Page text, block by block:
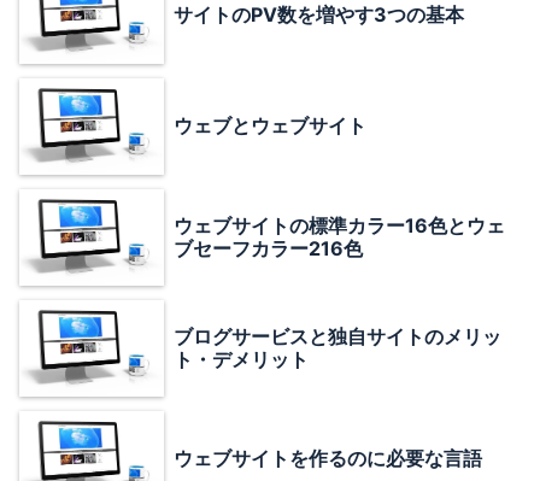
サイトのPV数を増やす3つの基本
ウェブとウェブサイト
ウェブサイトの標準カラー16色とウェ
ブセーフカラー216色
ブログサービスと独自サイトのメリッ
ト・デメリット
ウェブサイトを作るのに必要な言語